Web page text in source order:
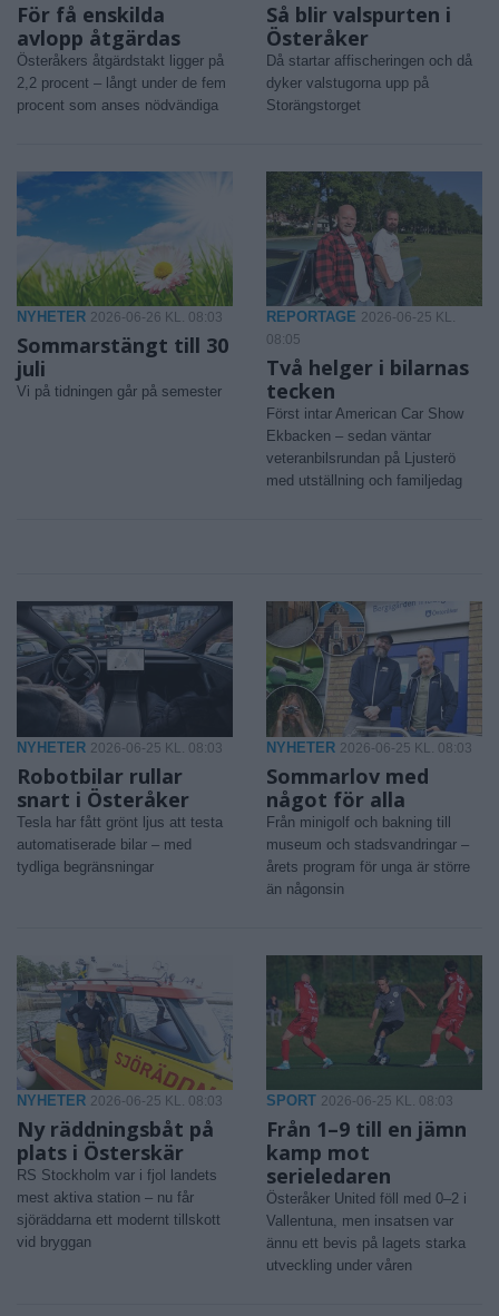
För få enskilda
avlopp åtgärdas
Österåkers åtgärdstakt ligger på
2,2 procent – långt under de fem
procent som anses nödvändiga
Så blir valspurten i
Österåker
Då startar affischeringen och då
dyker valstugorna upp på
Storängstorget
NYHETER 2026-06-26 KL. 08:03
Sommarstängt till 30
juli
Vi på tidningen går på semester
REPORTAGE 2026-06-25 KL.
08:05
Två helger i bilarnas
tecken
Först intar American Car Show
Ekbacken – sedan väntar
veteranbilsrundan på Ljusterö
med utställning och familjedag
NYHETER 2026-06-25 KL. 08:03
Robotbilar rullar
snart i Österåker
Tesla har fått grönt ljus att testa
automatiserade bilar – med
tydliga begränsningar
NYHETER 2026-06-25 KL. 08:03
Sommarlov med
något för alla
Från minigolf och bakning till
museum och stadsvandringar –
årets program för unga är större
än någonsin
NYHETER 2026-06-25 KL. 08:03
Ny räddningsbåt på
plats i Österskär
RS Stockholm var i fjol landets
mest aktiva station – nu får
sjöräddarna ett modernt tillskott
vid bryggan
SPORT 2026-06-25 KL. 08:03
Från 1–9 till en jämn
kamp mot
serieledaren
Österåker United föll med 0–2 i
Vallentuna, men insatsen var
ännu ett bevis på lagets starka
utveckling under våren